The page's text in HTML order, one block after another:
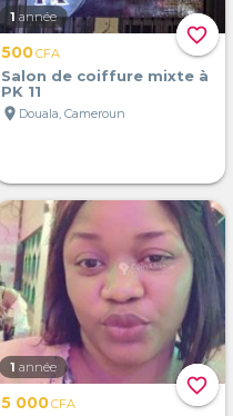
favorite_border
1 année
500CFA
Salon de coiffure mixte à
PK 11
location_on Douala, Cameroun
favorite_border
1 année
5 000CFA